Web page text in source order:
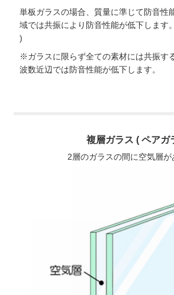
単板ガラスの場合、質量に準じて防音性
域では共振により防音性能が低下します
)
※ガラスに限らず全ての素材には共振す
波数近辺では防音性能が低下します。
複層ガラス ( ペアガ
2層のガラスの間に空気層が